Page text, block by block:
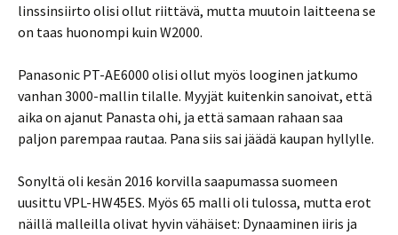
linssinsiirto olisi ollut riittävä, mutta muutoin laitteena se
on taas huonompi kuin W2000.
Panasonic PT-AE6000 olisi ollut myös looginen jatkumo
vanhan 3000-mallin tilalle. Myyjät kuitenkin sanoivat, että
aika on ajanut Panasta ohi, ja että samaan rahaan saa
paljon parempaa rautaa. Pana siis sai jäädä kaupan hyllylle.
Sonyltä oli kesän 2016 korvilla saapumassa suomeen
uusittu VPL-HW45ES. Myös 65 malli oli tulossa, mutta erot
näillä malleilla olivat hyvin vähäiset: Dynaaminen iiris ja